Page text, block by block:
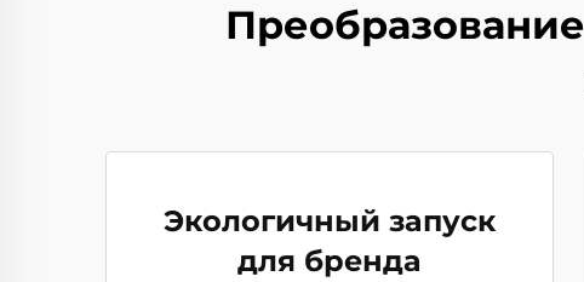
Экологичный запуск
для бренда